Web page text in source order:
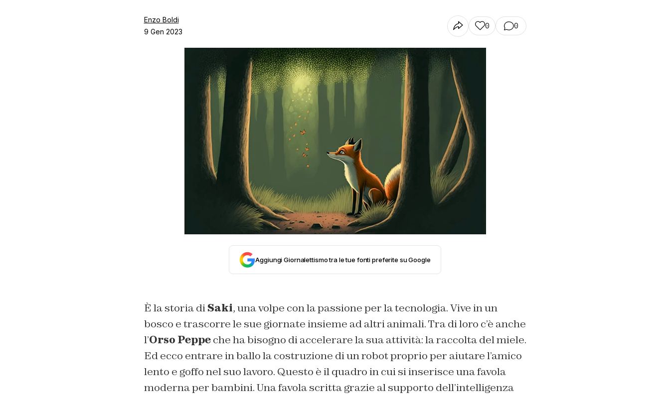
Enzo Boldi
9 Gen 2023
0 0
Aggiungi Giornalettismo tra le tue fonti preferite su Google
È la storia diSaki, una volpe con la passione per la tecnologia. Vive in un
bosco e trascorre le sue giornate insieme ad altri animali. Tra di loro c’è anche
l’Orso Peppeche ha bisogno di accelerare la sua attività: la raccolta del miele.
Ed ecco entrare in ballo la costruzione di un robot proprio per aiutare l’amico
lento e goffo nel suo lavoro. Questo è il quadro in cui si inserisce una favola
moderna per bambini. Una favola scritta grazie al supporto dell’intelligenza